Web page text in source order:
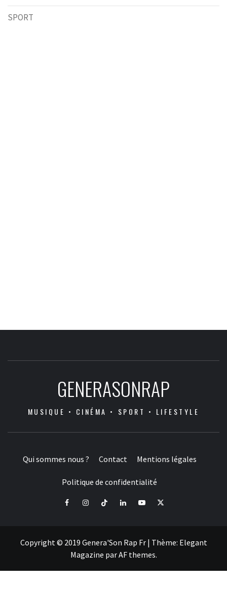
SPORT
GENERASONRAP
MUSIQUE • CINÉMA • SPORT • LIFESTYLE
Qui sommes nous ? Contact Mentions légales
Politique de confidentialité
FacebookInstagramTiktok LinkedInYoutube
X
Copyright © 2019 Genera'Son Rap Fr | Thème: Elegant
Magazine parAF themes.